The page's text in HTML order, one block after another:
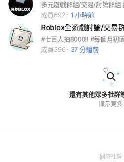
成員692
1 小時前
Roblox全遊戲討論/交易
成員396
37 分鐘前
還有其他眾多社群
顯示更多
關於社群